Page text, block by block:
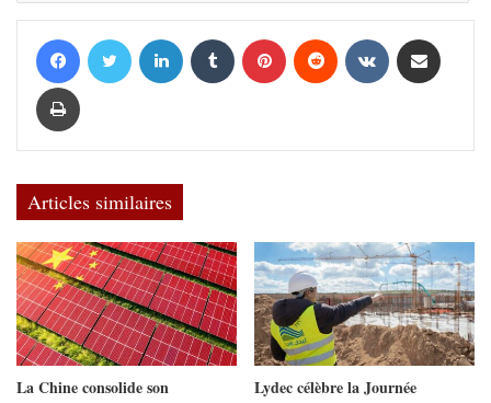
Articles similaires
La Chine consolide son
Lydec célèbre la Journée